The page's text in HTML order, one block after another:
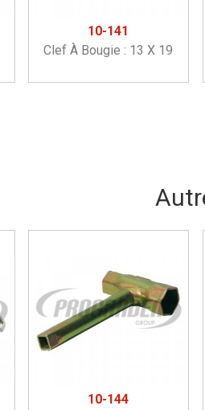
10-141
Clef À Bougie : 13 X 19
10-144